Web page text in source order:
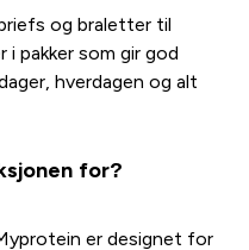
og braletter til
i pakker som gir god
hverdagen og alt
for?
er designet for